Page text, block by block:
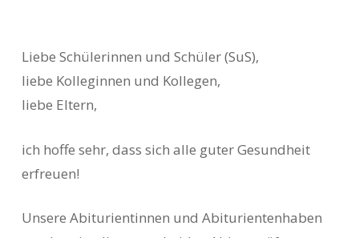
Liebe Schülerinnen und Schüler (SuS),
liebe Kolleginnen und Kollegen,
liebe Eltern,
ich hoffe sehr, dass sich alle guter Gesundheit
erfreuen!
Unsere Abiturientinnen und Abiturientenhaben